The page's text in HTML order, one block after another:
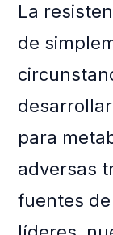
La
de
para
adversas
fuentes